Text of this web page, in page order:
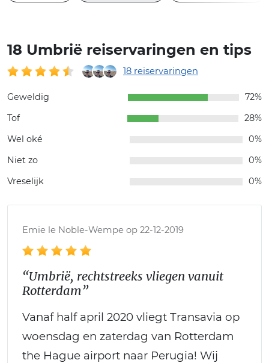
18 Umbrië reiservaringen en tips
18 reiservaringen
Geweldig
72%
Tof
28%
Wel oké
0%
Niet zo
0%
Vreselijk
0%
Emie le Noble-Wempe op 22-12-2019
“Umbrië, rechtstreeks vliegen vanuit
Rotterdam”
Vanaf half april 2020 vliegt Transavia op
woensdag en zaterdag van Rotterdam
the Hague airport naar Perugia! Wij